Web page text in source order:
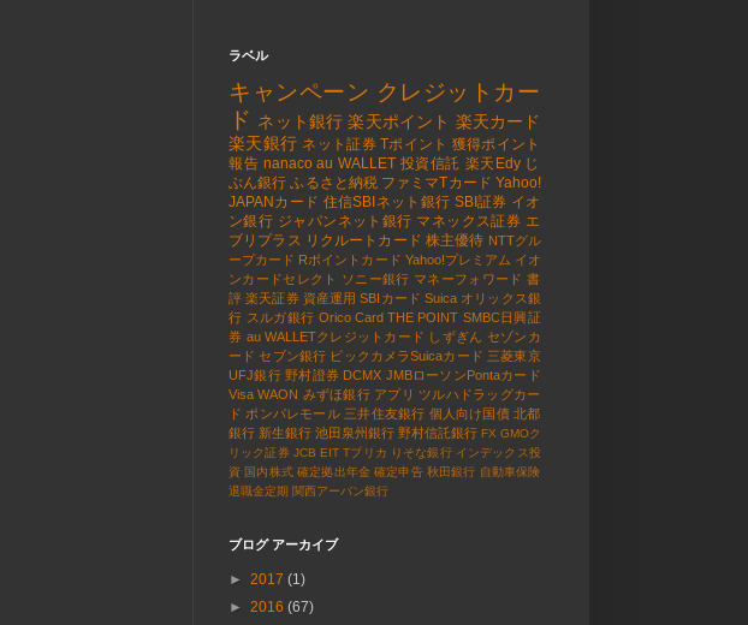
ラベル
キャンペーン クレジットカー
ド ネット銀行 楽天ポイント 楽天カード
楽天銀行 ネット証券 Tポイント 獲得ポイント
報告 nanaco au WALLET 投資信託 楽天Edy じ
ぶん銀行 ふるさと納税 ファミマTカード Yahoo!
JAPANカード 住信SBIネット銀行 SBI証券 イオ
ン銀行 ジャパンネット銀行 マネックス証券 エ
ブリプラス リクルートカード 株主優待 NTTグル
ープカード Rポイントカード Yahoo!プレミアム イオ
ンカードセレクト
ソニー銀行 マネーフォワード 書
評 楽天証券 資産運用 SBIカード Suica オリックス銀
行 スルガ銀行 Orico Card THE POINT SMBC日興証
券 au WALLETクレジットカード しずぎん セゾンカ
ード セブン銀行 ビックカメラSuicaカード 三菱東京
UFJ銀行 野村證券 DCMX JMBローソンPontaカード
Visa WAON みずほ銀行 アプリ ツルハドラッグカー
ド ポンパレモール 三井住友銀行 個人向け国債 北都
銀行 新生銀行 池田泉州銀行 野村信託銀行 FX GMOク
リック証券 JCB EIT Tプリカ りそな銀行 インデックス投
資 国内株式 確定拠出年金 確定申告 秋田銀行 自動車保険
退職金定期 関西アーバン銀行
ブログ アーカイブ
► 2017 (1)
► 2016 (67)